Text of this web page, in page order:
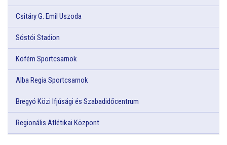
Csitáry G. Emil Uszoda
Sóstói Stadion
Köfém Sportcsarnok
Alba Regia Sportcsarnok
Bregyó Közi Ifjúsági és Szabadidőcentrum
Regionális Atlétikai Központ